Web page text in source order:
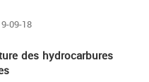
09-18
des hydrocarbures